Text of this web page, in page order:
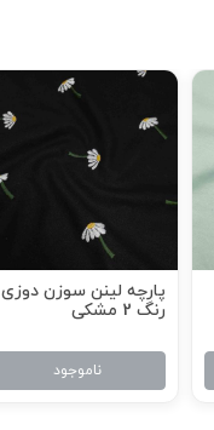
پارچه لینن سوزن دوزی
رنگ 2 مشکی
ناموجود